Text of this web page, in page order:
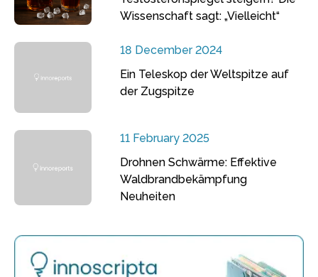
Wissenschaft sagt: „Vielleicht“
18 December 2024
Ein Teleskop der Weltspitze auf
der Zugspitze
11 February 2025
Drohnen Schwärme: Effektive
Waldbrandbekämpfung
Neuheiten